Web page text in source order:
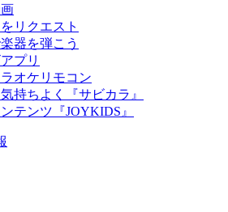
リクエスト
器を弾こう
プリ
オケリモコン
持ちよく『サビカラ』
テンツ『JOYKIDS』